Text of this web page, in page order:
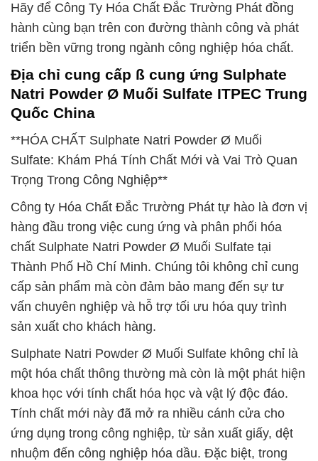
Hãy để Công Ty Hóa Chất Đắc Trường Phát đồng
hành cùng bạn trên con đường thành công và phát
triển bền vững trong ngành công nghiệp hóa chất.
Địa chỉ cung cấp ß cung ứng Sulphate
Natri Powder Ø Muối Sulfate ITPEC Trung
Quốc China
**HÓA CHẤT Sulphate Natri Powder Ø Muối
Sulfate: Khám Phá Tính Chất Mới và Vai Trò Quan
Trọng Trong Công Nghiệp**
Công ty Hóa Chất Đắc Trường Phát tự hào là đơn vị
hàng đầu trong việc cung ứng và phân phối hóa
chất Sulphate Natri Powder Ø Muối Sulfate tại
Thành Phố Hồ Chí Minh. Chúng tôi không chỉ cung
cấp sản phẩm mà còn đảm bảo mang đến sự tư
vấn chuyên nghiệp và hỗ trợ tối ưu hóa quy trình
sản xuất cho khách hàng.
Sulphate Natri Powder Ø Muối Sulfate không chỉ là
một hóa chất thông thường mà còn là một phát hiện
khoa học với tính chất hóa học và vật lý độc đáo.
Tính chất mới này đã mở ra nhiều cánh cửa cho
ứng dụng trong công nghiệp, từ sản xuất giấy, dệt
nhuộm đến công nghiệp hóa dầu. Đặc biệt, trong